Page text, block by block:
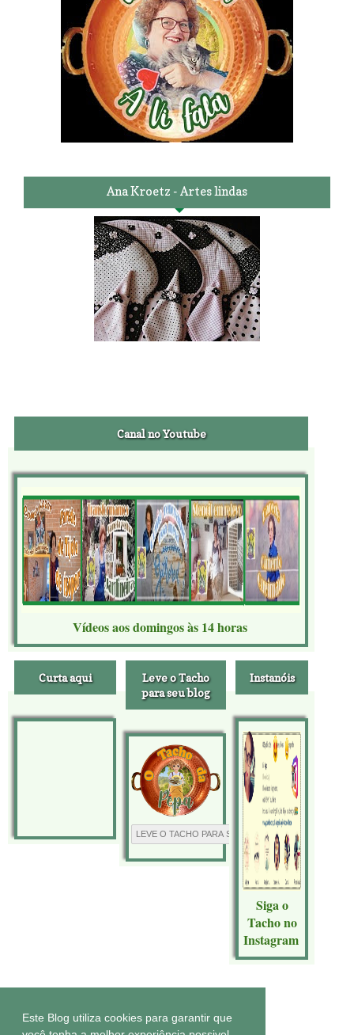
Este Blog utiliza cookies para garantir que
Ana Kroetz - Artes lindas
Canal no Youtube
Vídeos aos domingos às 14 horas
Curta aqui
Leve o Tacho
para seu blog
Instanóis
Siga o
Tacho no
Instagram